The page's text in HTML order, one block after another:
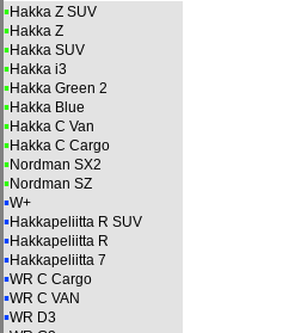
▪Hakka Z SUV
▪Hakka Z
▪Hakka SUV
▪Hakka i3
▪Hakka Green 2
▪Hakka Blue
▪Hakka C Van
▪Hakka C Cargo
▪Nordman SX2
▪Nordman SZ
▪W+
▪Hakkapeliitta R SUV
▪Hakkapeliitta R
▪Hakkapeliitta 7
▪WR C Cargo
▪WR C VAN
▪WR D3